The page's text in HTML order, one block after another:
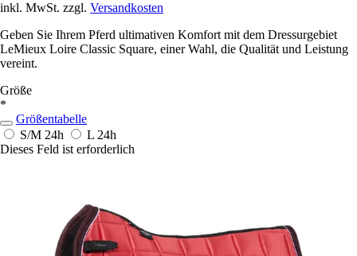
inkl. MwSt. zzgl. Versandkosten
Geben Sie Ihrem Pferd ultimativen Komfort mit dem Dressurgebiet
LeMieux Loire Classic Square, einer Wahl, die Qualität und Leistung
vereint.
Größe
*
Größentabelle
S/M 24h L 24h
Dieses Feld ist erforderlich